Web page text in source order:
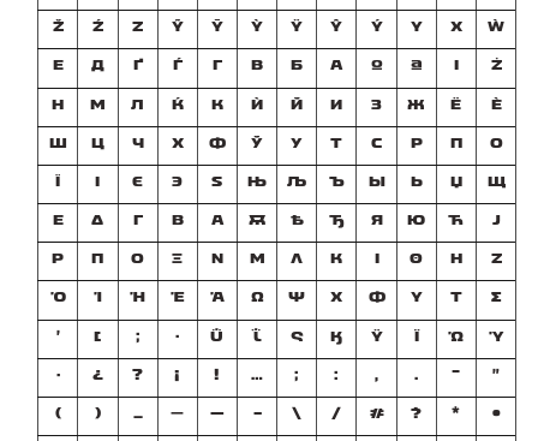
Ẁ
X
Y
Ý
Ŷ
Ÿ
Ỳ
Ȳ
Ỹ
Z
Ź
Ž
Ż
ı
ª
º
А
Б
В
Г
Ѓ
Ґ
Д
Е
Ѐ
Ё
Ж
З
И
Й
Ѝ
К
Ќ
Л
М
Н
О
П
Р
С
Т
У
Ў
Ф
Х
Ч
Ц
Ш
Щ
Џ
Ь
Ы
Ъ
Љ
Њ
Ѕ
Є
Э
І
Ї
Ј
Ћ
Ю
Я
Ђ
Ѣ
Ѫ
Α
Β
Γ
Δ
Ε
Ζ
Η
Θ
Ι
Κ
Λ
Μ
Ν
Ξ
Ο
Π
Ρ
Σ
Τ
Υ
Φ
Χ
Ψ
Ω
Ά
Έ
Ή
Ί
Ό
Ύ
Ώ
Ϊ
Ϋ
Ϗ
ς
ΐ
ΰ
·
; ׆ ׳
״ ־ .
,
:
;
…
!
¡
?
¿
·
•
*
‽
#
/
\
-
–
—
_
(
)